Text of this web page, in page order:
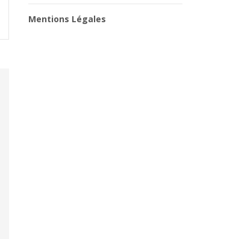
Mentions Légales